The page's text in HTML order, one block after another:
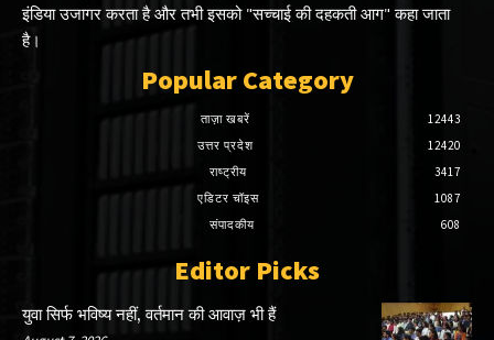
इंडिया उजागर करता है और तभी इसको "सच्चाई की दहकती आग" कहा जाता
है।
Popular Category
ताज़ा खबरें
12443
उत्तर प्रदेश
12420
राष्ट्रीय
3417
एडिटर चॉइस
1087
संपादकीय
608
Editor Picks
युवा सिर्फ भविष्य नहीं, वर्तमान की आवाज़ भी हैं